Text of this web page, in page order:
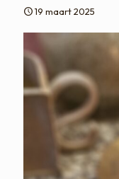
19 maart 2025